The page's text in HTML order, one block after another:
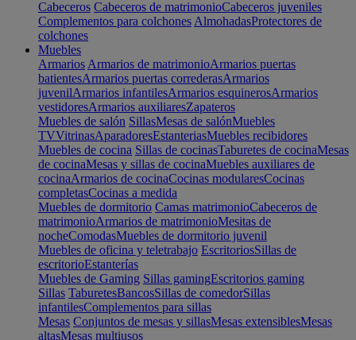
Cabeceros Cabeceros de matrimonioCabeceros juveniles
Complementos para colchones AlmohadasProtectores de
colchones
Muebles
Armarios Armarios de matrimonioArmarios puertas
batientesArmarios puertas correderasArmarios
juvenilArmarios infantilesArmarios esquinerosArmarios
vestidoresArmarios auxiliaresZapateros
Muebles de salón SillasMesas de salónMuebles
TVVitrinasAparadoresEstanteriasMuebles recibidores
Muebles de cocina Sillas de cocinasTaburetes de cocinaMesas
de cocinaMesas y sillas de cocinaMuebles auxiliares de
cocinaArmarios de cocinaCocinas modularesCocinas
completasCocinas a medida
Muebles de dormitorio Camas matrimonioCabeceros de
matrimonioArmarios de matrimonioMesitas de
nocheComodasMuebles de dormitorio juvenil
Muebles de oficina y teletrabajo EscritoriosSillas de
escritorioEstanterías
Muebles de Gaming Sillas gamingEscritorios gaming
Sillas TaburetesBancosSillas de comedorSillas
infantilesComplementos para sillas
Mesas Conjuntos de mesas y sillasMesas extensiblesMesas
altasMesas multiusos